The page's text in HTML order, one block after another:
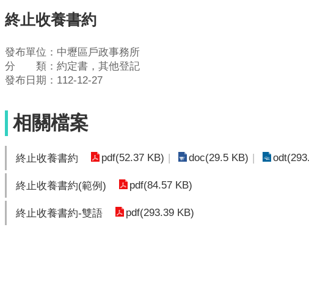
終止收養書約
發布單位：中壢區戶政事務所
分 類：約定書，其他登記
發布日期：112-12-27
相關檔案
終止收養書約 pdf(52.37 KB) doc(29.5 KB)
終止收養書約(範例) pdf(84.57 KB)
終止收養書約-雙語 pdf(293.39 KB)